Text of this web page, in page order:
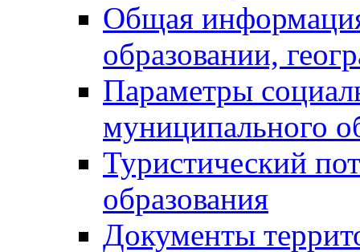
Общая
образовании,
Параметры
муниципального
Туристический
образования
Документы